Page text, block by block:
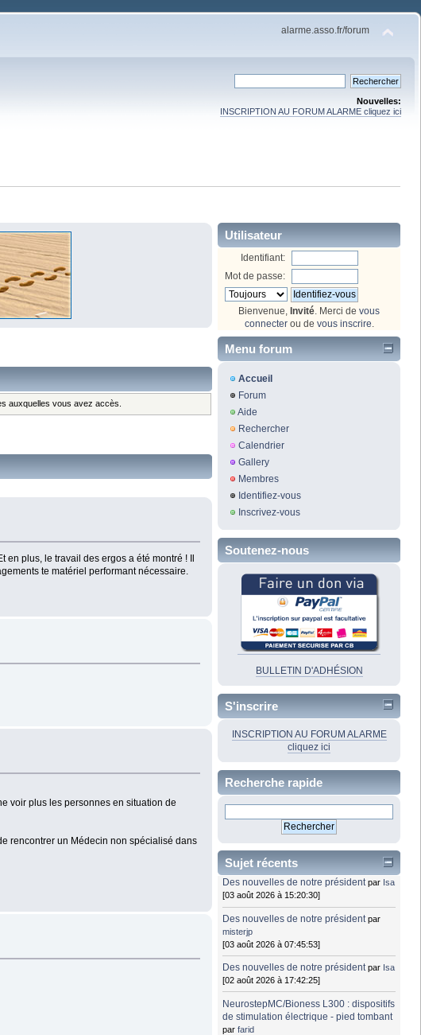
alarme.asso.fr/forum
Nouvelles:
INSCRIPTION AU FORUM ALARME cliquez ici
auxquelles vous avez accès.
plus, le travail des ergos a été montré ! Il
te matériel performant nécessaire.
voir plus les personnes en situation de
rencontrer un Médecin non spécialisé dans
Utilisateur
Identifiant:
Mot de passe:
Bienvenue, Invité . Merci de vous
connecterou de vous inscrire
Menu forum
Accueil
Forum
Aide
Rechercher
Calendrier
Gallery
Membres
Identifiez-vous
Inscrivez-vous
Soutenez-nous
BULLETIN D'ADHÉSION
S'inscrire
INSCRIPTION AU FORUM ALARME
cliquez ici
Recherche rapide
Sujet récents
Des nouvelles de notre président par Isa
[03 août 2026 à 15:20:30]
Des nouvelles de notre président par
misterjp
[03 août 2026 à 07:45:53]
Des nouvelles de notre président par Isa
[02 août 2026 à 17:42:25]
NeurostepMC/Bioness L300 : dispositifs
de stimulation électrique - pied tombant
parfarid